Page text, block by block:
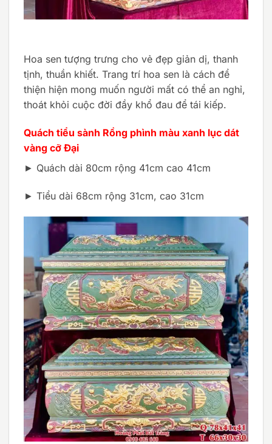
Hoa sen tượng trưng cho vẻ đẹp giản dị, thanh
tịnh, thuần khiết. Trang trí hoa sen là cách để
thiện hiện mong muốn người mất có thể an nghỉ,
thoát khỏi cuộc đời đầy khổ đau để tái kiếp.
Quách tiểu sành Rồng phình màu xanh lục dát
vàng cỡ Đại
► Quách dài 80cm rộng 41cm cao 41cm
► Tiểu dài 68cm rộng 31cm, cao 31cm